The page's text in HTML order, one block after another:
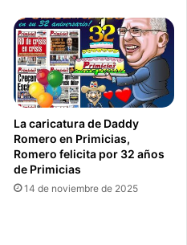
La caricatura de Daddy
Romero en Primicias,
Romero felicita por 32 años
de Primicias
14 de noviembre de 2025